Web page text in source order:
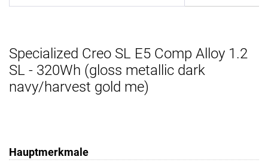
Specialized Creo SL E5 Comp Alloy 1.2
SL - 320Wh (gloss metallic dark
navy/harvest gold me)
Hauptmerkmale